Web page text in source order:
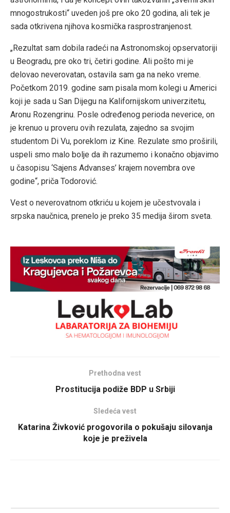
mnogostrukosti“ uveden još pre oko 20 godina, ali tek je
sada otkrivena njihova kosmička rasprostranjenost.
„Rezultat sam dobila radeći na Astronomskoj opservatoriji
u Beogradu, pre oko tri, četiri godine. Ali pošto mi je
delovao neverovatan, ostavila sam ga na neko vreme.
Početkom 2019. godine sam pisala mom kolegi u Americi
koji je sada u San Dijegu na Kalifornijskom univerzitetu,
Aronu Rozengrinu. Posle određenog perioda neverice, on
je krenuo u proveru ovih rezulata, zajedno sa svojim
studentom Di Vu, poreklom iz Kine. Rezulate smo proširili,
uspeli smo malo bolje da ih razumemo i konačno objavimo
u časopisu ‘Sajens Advanses’ krajem novembra ove
godine“, priča Todorović.
Vest o neverovatnom otkriću u kojem je učestvovala i
srpska naučnica, prenelo je preko 35 medija širom sveta.
Prethodna vest
Prostitucija podiže BDP u Srbiji
Sledeća vest
Katarina Živković progovorila o pokušaju silovanja
koje je preživela